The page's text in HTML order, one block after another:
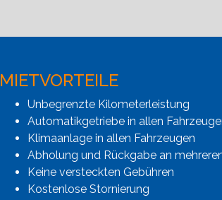
MIETVORTEILE
Unbegrenzte Kilometerleistung
Automatikgetriebe in allen
Klimaanlage in allen Fahrzeugen
Abholung und Rückgabe an
Keine versteckten Gebühren
Kostenlose Stornierung